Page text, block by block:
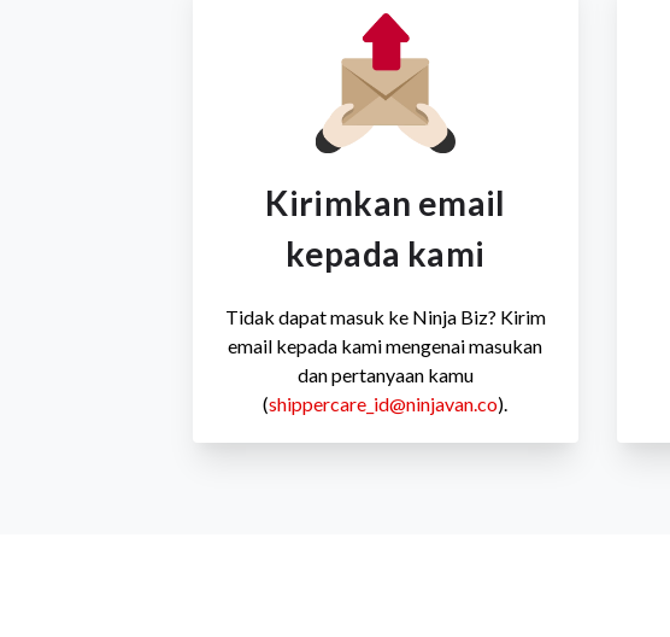
Kirimkan email
kepada kami
Tidak dapat masuk ke Ninja Biz? Kirim
email kepada kami mengenai masukan
dan pertanyaan kamu
(shippercare_id@ninjavan.co).